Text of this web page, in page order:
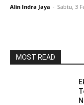
Alin Indra Jaya - Sabtu, 3
MOST READ